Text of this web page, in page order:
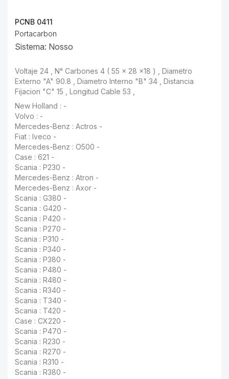
PCNB 0411
Portacarbon
Sistema: Nosso
Voltaje 24 , N° Carbones 4 ( 55 x 28 x18 ) , Diametro Externo "A" 90.8 , Diametro Interno "B" 34 , Distancia Fijacion "C" 15 , Longitud Cable 53 ,
Volvo : -
Mercedes-Benz : Actros -
Fiat : Iveco -
Mercedes-Benz : O500 -
Case : 621 -
Scania : P230 -
Mercedes-Benz : Atron -
Mercedes-Benz : Axor -
Scania : G380 -
Scania : G420 -
Scania : P420 -
Scania : P270 -
Scania : P310 -
Scania : P340 -
Scania : P380 -
Scania : P480 -
Scania : R480 -
Scania : R340 -
Scania : T340 -
Scania : T420 -
Case : CX220 -
Scania : P470 -
Scania : R230 -
Scania : R270 -
Scania : R310 -
Scania : R380 -